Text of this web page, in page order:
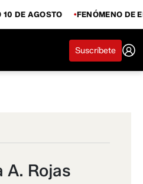
10 DE AGOSTO FENÓMENO DE
Suscríbete
A. Rojas